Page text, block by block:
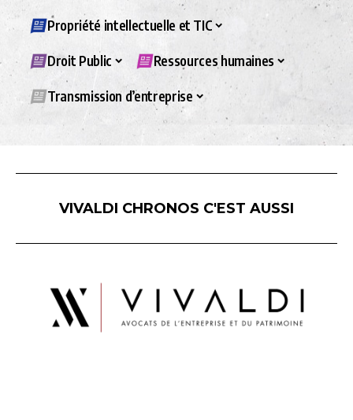
Propriété intellectuelle et TIC
Droit Public Ressources humaines
Transmission d’entreprise
VIVALDI CHRONOS C'EST AUSSI